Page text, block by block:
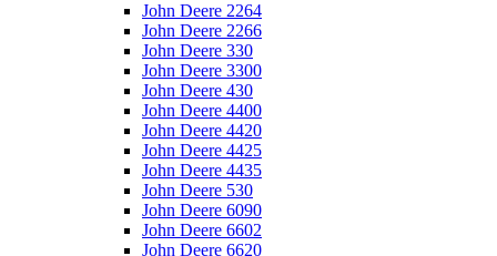
John Deere 2264
John Deere 2266
John Deere 330
John Deere 3300
John Deere 430
John Deere 4400
John Deere 4420
John Deere 4425
John Deere 4435
John Deere 530
John Deere 6090
John Deere 6602
John Deere 6620